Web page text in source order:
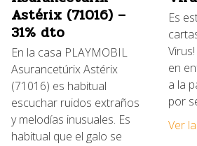
Astérix (71016) –
31% dto
En la casa PLAYMOBIL
Asurancetúrix Astérix
(71016) es habitual
escuchar ruidos extraños
y melodías inusuales. Es
habitual que el galo se
Es
en
a la
por
Ver